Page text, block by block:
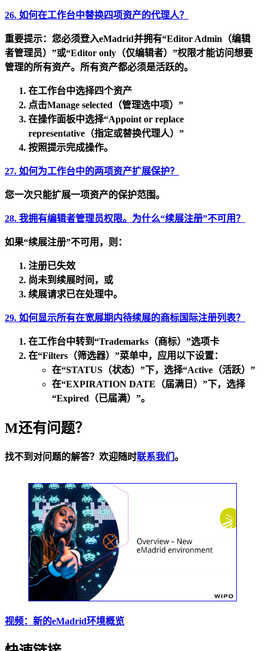
26. 如何在工作台中替换四项资产的代理人？
重要提示： 您必须登入eMadrid并拥有“Editor Admin（编辑
者管理员）”或“Editor only（仅编辑者）”权限才能访问想要
管理的所有资产。所有资产都必须是活跃的。
在工作台中选择四个资产
点击Manage selected（管理选中项）”
在操作面板中选择“Appoint or replace
representative（指定或替换代理人）”
按照提示完成操作。
27. 如何为工作台中的两项资产扩展保护？
您一次只能扩展一项资产的保护范围。
28. 我拥有编辑者管理员权限。为什么“续展注册”不可用？
如果“续展注册”不可用，则：
注册已失效
尚未到续展时间 ，或
续展请求已在处理中。
29. 如何显示所有在宽展期内待续展的商标国际注册列表？
在工作台中转到“Trademarks（商标）”选项卡
在“Filters（筛选器）”菜单中，应用以下设置：
在“STATUS（状态）”下，选择“Active（活跃）”
在“EXPIRATION DATE（届满日）”下，选择
“Expired（已届满）”。
M还有问题？
找不到对问题的解答？欢迎随时联系我们 。
视频：新的eMadrid环境概览